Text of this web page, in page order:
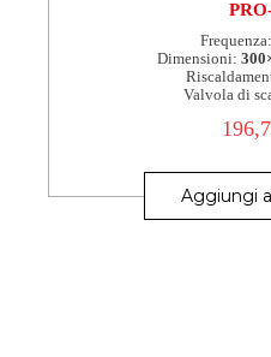
Frequenza:
Dimensioni:
Valvola di
Aggiungi